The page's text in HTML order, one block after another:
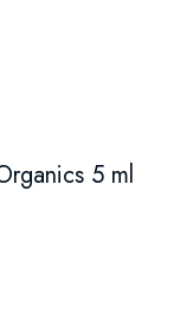
5 ml